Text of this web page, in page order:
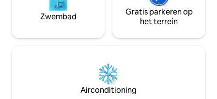
Zwembad
Gratis parkeren op
het terrein
Airconditioning